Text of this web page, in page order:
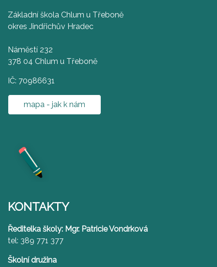
Základní škola Chlum u Třeboně
okres Jindřichův Hradec
Náměstí 232
378 04 Chlum u Třeboně
IČ: 70986631
mapa - jak k nám
KONTAKTY
Ředitelka školy: Mgr. Patricie Vondrková
tel: 389 771 377
Školní družina